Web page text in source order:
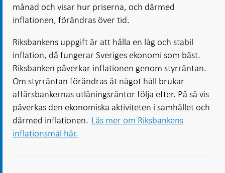
månad och visar hur priserna, och därmed
inflationen, förändras över tid.
Riksbankens uppgift är att hålla en låg och stabil
inflation, då fungerar Sveriges ekonomi som bäst.
Riksbanken påverkar inflationen genom styrräntan.
Om styrräntan förändras åt något håll brukar
affärsbankernas utlåningsräntor följa efter. På så vis
påverkas den ekonomiska aktiviteten i samhället och
därmed inflationen. Läs mer om Riksbankens
inflationsmål här.